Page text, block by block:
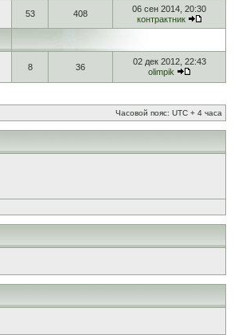
53 408
06 сен 2014, 20:30
контрактник
8 36
02 дек 2012, 22:43
olimpik
Часовой пояс: UTC + 4 часа